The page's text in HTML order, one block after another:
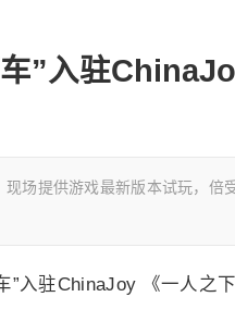
”入驻
现场提供游戏最新版本试玩，倍